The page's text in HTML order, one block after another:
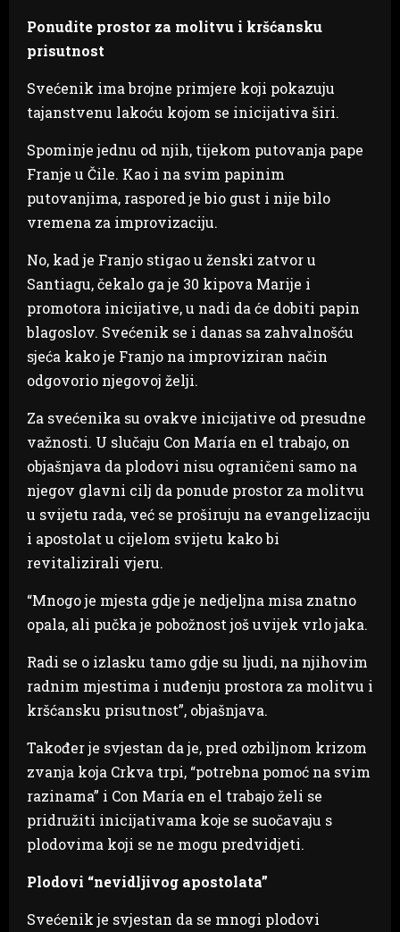
Ponudite prostor za molitvu i kršćansku
prisutnost
Svećenik ima brojne primjere koji pokazuju
tajanstvenu lakoću kojom se inicijativa širi.
Spominje jednu od njih, tijekom putovanja pape
Franje u Čile. Kao i na svim papinim
putovanjima, raspored je bio gust i nije bilo
vremena za improvizaciju.
No, kad je Franjo stigao u ženski zatvor u
Santiagu, čekalo ga je 30 kipova Marije i
promotora inicijative, u nadi da će dobiti papin
blagoslov. Svećenik se i danas sa zahvalnošću
sjeća kako je Franjo na improviziran način
odgovorio njegovoj želji.
Za svećenika su ovakve inicijative od presudne
važnosti. U slučaju Con María en el trabajo, on
objašnjava da plodovi nisu ograničeni samo na
njegov glavni cilj da ponude prostor za molitvu
u svijetu rada, već se proširuju na evangelizaciju
i apostolat u cijelom svijetu kako bi
revitalizirali vjeru.
“Mnogo je mjesta gdje je nedjeljna misa znatno
opala, ali pučka je pobožnost još uvijek vrlo jaka.
Radi se o izlasku tamo gdje su ljudi, na njihovim
radnim mjestima i nuđenju prostora za molitvu i
kršćansku prisutnost”, objašnjava.
Također je svjestan da je, pred ozbiljnom krizom
zvanja koja Crkva trpi, “potrebna pomoć na svim
razinama” i Con María en el trabajo želi se
pridružiti inicijativama koje se suočavaju s
plodovima koji se ne mogu predvidjeti.
Plodovi “nevidljivog apostolata”
Svećenik je svjestan da se mnogi plodovi